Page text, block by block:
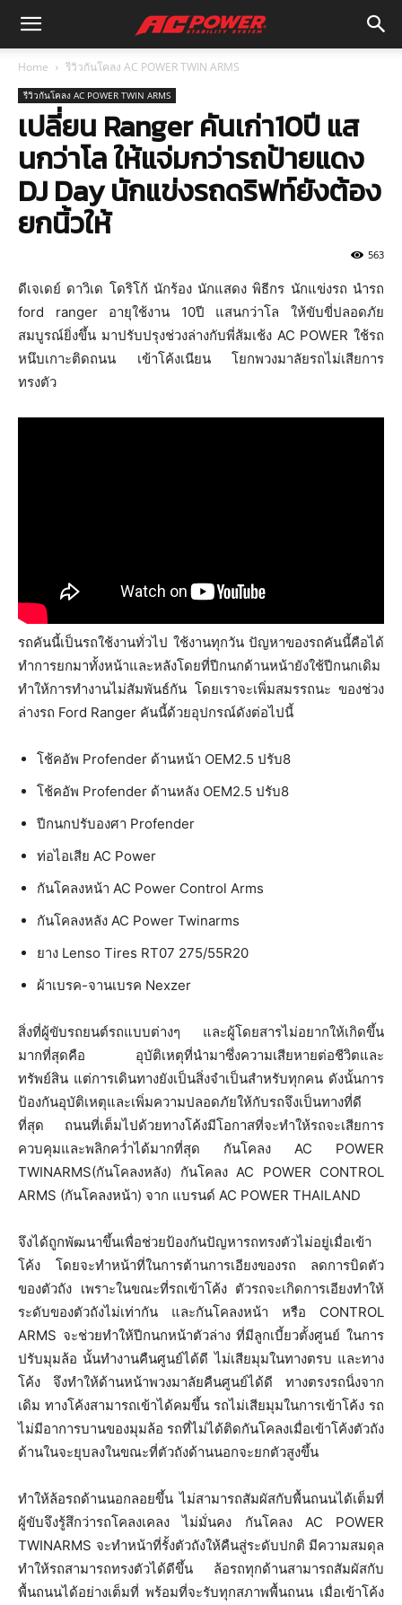
Home รีวิวกันโคลง AC POWER TWIN ARMS
รีวิวกันโคลง AC POWER TWIN ARMS
เปลี่ยน Ranger คันเก่า10ปี แส
นกว่าโล ให้แจ่มกว่ารถป้ายแดง
DJ Day นักแข่งรถดริฟท์ยังต้อง
ยกนิ้วให้
563
ดีเจเดย์ ดาวิเด โดริโก้ นักร้อง นักแสดง พิธีกร นักแข่งรถ นำรถ
ford ranger อายุใช้งาน 10ปี แสนกว่าโล ให้ขับขี่ปลอดภัย
สมบูรณ์ยิ่งขึ้น มาปรับปรุงช่วงล่างกับพี่ส้มเช้ง AC POWER ใช้รถ
หนึบเกาะติดถนน เข้าโค้งเนียน โยกพวงมาลัยรถไม่เสียการ
ทรงตัว
รถคันนี้เป็นรถใช้งานทั่วไป ใช้งานทุกวัน ปัญหาของรถคันนี้คือได้
ทำการยกมาทั้งหน้าและหลังโดยที่ปีกนกด้านหน้ายังใช้ปีกนกเดิม
ทำให้การทำงานไม่สัมพันธ์กัน โดยเราจะเพิ่มสมรรถนะ ของช่วง
ล่างรถ Ford Ranger คันนี้ด้วยอุปกรณ์ดังต่อไปนี้
โช้คอัพ Profender ด้านหน้า OEM2.5 ปรับ8
โช้คอัพ Profender ด้านหลัง OEM2.5 ปรับ8
ปีกนกปรับองศา Profender
ท่อไอเสีย AC Power
กันโคลงหน้า AC Power Control Arms
กันโคลงหลัง AC Power Twinarms
ยาง Lenso Tires RT07 275/55R20
ผ้าเบรค-จานเบรค Nexzer
สิ่งที่ผู้ขับรถยนต์รถแบบต่างๆ และผู้โดยสารไม่อยากให้เกิดขึ้น
มากที่สุดคือ อุบัติเหตุที่นำมาซึ่งความเสียหายต่อชีวิตและ
ทรัพย์สิน แต่การเดินทางยังเป็นสิ่งจำเป็นสำหรับทุกคน ดังนั้นการ
ป้องกันอุบัติเหตุและเพิ่มความปลอดภัยให้กับรถจึงเป็นทางที่ดี
ที่สุด ถนนที่เต็มไปด้วยทางโค้งมีโอกาสที่จะทำให้รถจะเสียการ
ควบคุมและพลิกคว่ำได้มากที่สุด กันโคลง AC POWER
TWINARMS(กันโคลงหลัง) กันโคลง AC POWER CONTROL
ARMS (กันโคลงหน้า) จาก แบรนด์ AC POWER THAILAND
จึงได้ถูกพัฒนาขึ้นเพื่อช่วยป้องกันปัญหารถทรงตัวไม่อยู่เมื่อเข้า
โค้ง โดยจะทำหน้าที่ในการต้านการเอียงของรถ ลดการบิดตัว
ของตัวถัง เพราะในขณะที่รถเข้าโค้ง ตัวรถจะเกิดการเอียงทำให้
ระดับของตัวถังไม่เท่ากัน และกันโคลงหน้า หรือ CONTROL
ARMS จะช่วยทำให้ปีกนกหน้าตัวล่าง ที่มีลูกเบี้ยวตั้งศูนย์ ในการ
ปรับมุมล้อ นั้นทำงานคืนศูนย์ได้ดี ไม่เสียมุมในทางตรบ และทาง
โค้ง จึงทำให้ด้านหน้าพวงมาลัยคืนศูนย์ได้ดี ทางตรงรถนิ่งจาก
เดิม ทางโค้งสามารถเข้าได้คมขึ้น รถไม่เสียมุมในการเข้าโค้ง รถ
ไม่มีอาการบานของมุมล้อ รถที่ไม่ได้ติดกันโคลงเมื่อเข้าโค้งตัวถัง
ด้านในจะยุบลงในขณะที่ตัวถังด้านนอกจะยกตัวสูงขึ้น
ทำให้ล้อรถด้านนอกลอยขึ้น ไม่สามารถสัมผัสกับพื้นถนนได้เต็มที่
ผู้ขับจึงรู้สึกว่ารถโคลงเคลง ไม่มั่นคง กันโคลง AC POWER
TWINARMS จะทำหน้าที่รั้งตัวถังให้คืนสู่ระดับปกติ มีความสมดุล
ทำให้รถสามารถทรงตัวได้ดีขึ้น ล้อรถทุกด้านสามารถสัมผัสกับ
พื้นถนนได้อย่างเต็มที่ พร้อมที่จะรับทุกสภาพพื้นถนน เมื่อเข้าโค้ง